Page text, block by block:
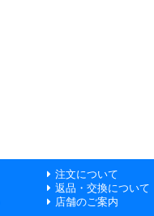
注文について
返品・交換について
店舗のご案内